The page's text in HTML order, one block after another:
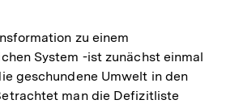
zu einem
System -ist zunächst einmal
geschundene Umwelt in den
man die Defizitliste